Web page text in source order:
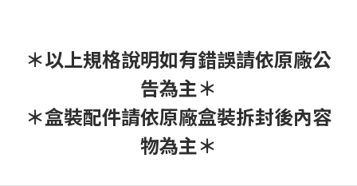
＊以上規格說明如有錯誤請依原廠公
告為主＊
＊盒裝配件請依原廠盒裝拆封後內容
物為主＊